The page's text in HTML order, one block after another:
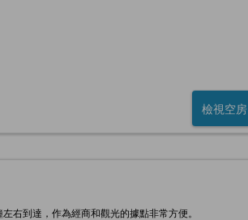
檢視空房
右到達，作為經商和觀光的據點非常方便。